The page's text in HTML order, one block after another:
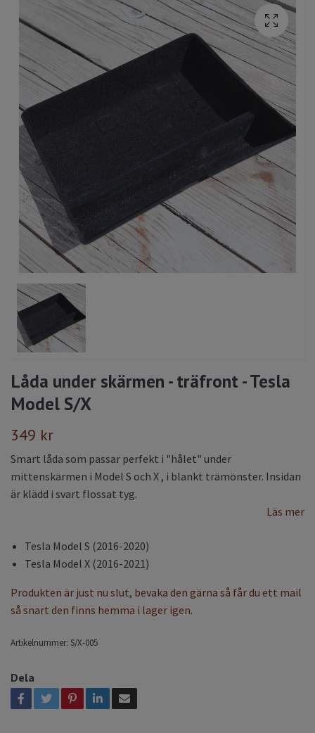
Låda under skärmen - träfront - Tesla
Model S/X
349 kr
Smart låda som passar perfekt i "hålet" under
mittenskärmen i Model S och X , i blankt trämönster. Insidan
är klädd i svart flossat tyg.
Läs mer
Tesla Model S (2016-2020)
Tesla Model X (2016-2021)
Produkten är just nu slut, bevaka den gärna så får du ett mail
så snart den finns hemma i lager igen.
Artikelnummer: S/X-005
Dela